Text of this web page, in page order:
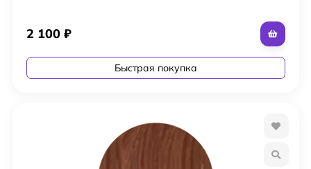
2 100 ₽
Быстрая покупка